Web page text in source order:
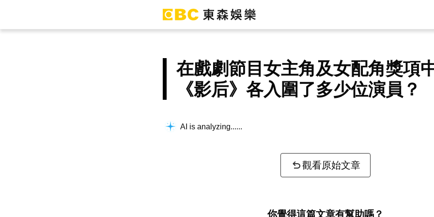
在戲劇節目女主角及女配角獎項
《影后》各入圍了多少位演員？
AI is analyzing...
觀看原始文章
你覺得這篇文章有幫助嗎？